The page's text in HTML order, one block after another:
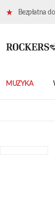
Bezpłatna
MUZYKA